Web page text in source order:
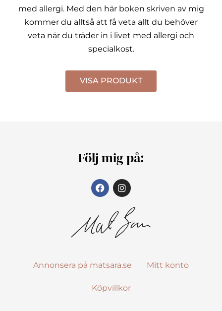
med allergi. Med den här boken skriven av mig
kommer du alltså att få veta allt du behöver
veta när du träder in i livet med allergi och
specialkost.
VISA PRODUKT
Följ mig på:
Annonsera på matsara.se Mitt konto
Köpvillkor